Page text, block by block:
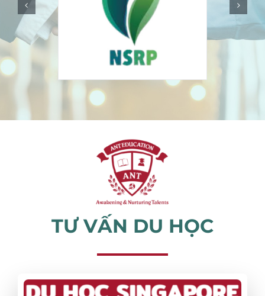
Sự kiện
Tin tức
TƯ VẤN DU HỌC